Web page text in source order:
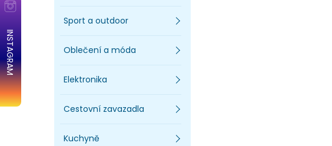
INSTAGRAM
Sport a outdoor
Oblečení a móda
Elektronika
Cestovní zavazadla
Kuchyně